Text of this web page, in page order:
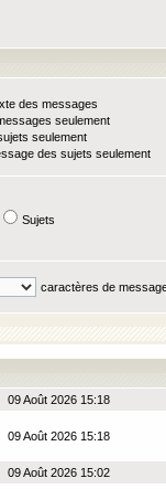
des messages
seulement
seulement
des sujets seulement
Sujets
caractères de
09 Août 2026 15:18
09 Août 2026 15:18
09 Août 2026 15:02